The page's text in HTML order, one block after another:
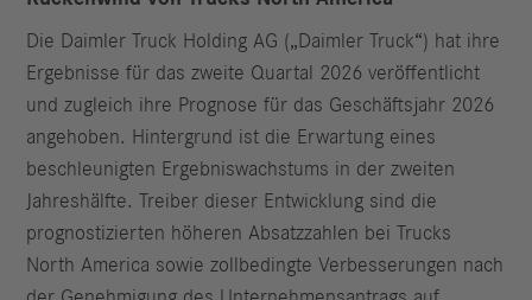
Die Daimler Truck Holding AG („Daimler Truck“) hat ihre
Ergebnisse für das zweite Quartal 2026 veröffentlicht
und zugleich ihre Prognose für das Geschäftsjahr 2026
angehoben. Hintergrund ist die Erwartung eines
beschleunigten Ergebniswachstums in der zweiten
Jahreshälfte. Treiber dieser Entwicklung sind die
prognostizierten höheren Absatzzahlen bei Trucks
North America sowie zollbedingte Verbesserungen nach